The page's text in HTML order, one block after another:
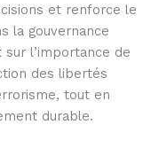
et renforce le
la gouvernance
sur l’importance de
des libertés
tout en
durable.